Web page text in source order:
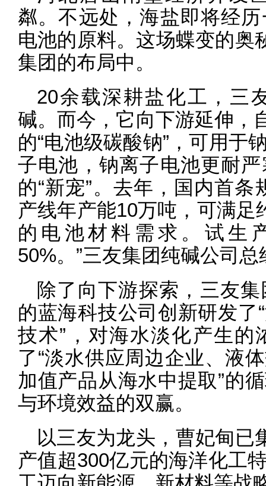
粼。不远处，海盐即将经
电池的原料。这场蝶变的奥
集团的布局中。
20余载深耕盐化工，三
碱。而今，它向下游延伸，
的“电池级碳酸钠”，可用于
子电池，钠离子电池更耐
的“新宠”。去年，国内首
产线年产能10万吨，可满
的电池材料需求。试生
50%。”三友集团纯碱公司
除了向下游探索，三友
的蓝海科技公司创新研发
技术”，对海水淡化产生
了“淡水供应周边企业、液
加值产品从海水中提取”的
与环境效益的双赢。
以三友为龙头，曹妃甸已
产值超300亿元的海洋化工